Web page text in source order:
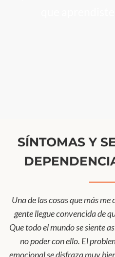
SÍNTOMAS Y
Una de las cosas que más
gente llegue convencida de
Que todo el mundo se siente
no poder con ello. El
emocional se disfraza muy